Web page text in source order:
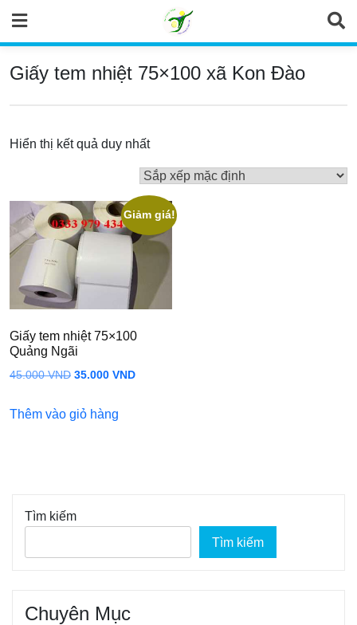
content
Giấy tem nhiệt 75×100 xã Kon Đào
Hiển thị kết quả duy nhất
Giảm giá!
Giấy tem nhiệt 75×100
Quảng Ngãi
45.000VND Giá
là:
35.000 VNDGiá
Thêm vào giỏ hàng
Tìm kiếm
Tìm kiếm
Chuyên Mục